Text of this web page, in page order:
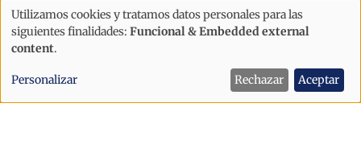
Uso
de
datos
personales
Utilizamos cookies y tratamos datos personales para las
siguientes finalidades: Funcional & Embedded external
content.
Personalizar Rechazar Aceptar